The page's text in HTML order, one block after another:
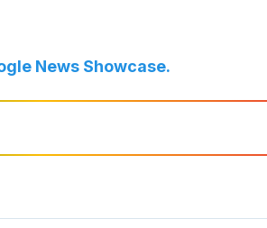
News Showcase.
държава от НАТО